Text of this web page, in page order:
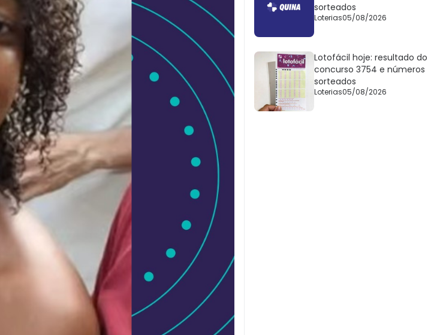
sorteados
Loterias05/08/2026
Lotofácil hoje: resultado do
concurso 3754 e números
sorteados
Loterias05/08/2026